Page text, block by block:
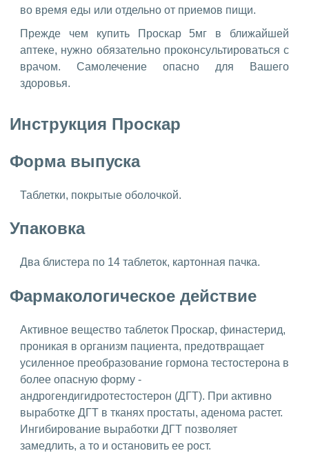
во время еды или отдельно от приемов пищи.
Прежде чем купить Проскар 5мг в ближайшей
аптеке, нужно обязательно проконсультироваться с
врачом. Самолечение опасно для Вашего
здоровья.
Инструкция Проскар
Форма выпуска
Таблетки, покрытые оболочкой.
Упаковка
Два блистера по 14 таблеток, картонная пачка.
Фармакологическое действие
Активное вещество таблеток Проскар, финастерид,
проникая в организм пациента, предотвращает
усиленное преобразование гормона тестостерона в
более опасную форму -
андрогендигидротестостерон (ДГТ). При активно
выработке ДГТ в тканях простаты, аденома растет.
Ингибирование выработки ДГТ позволяет
замедлить, а то и остановить ее рост.